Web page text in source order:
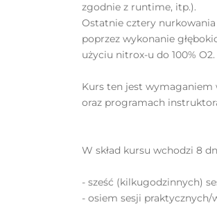
zgodnie z runtime, itp.).
Ostatnie cztery
poprzez wykonanie
użyciu nitrox-u do 100% O2.
Kurs ten jest
oraz programach
W skład kursu wchodzi 8
- sześć (kilkugodzinnych)
- osiem sesji praktycznych/